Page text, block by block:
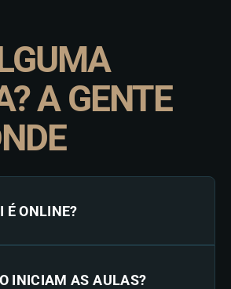
A GENTE
É ONLINE?
INICIAM AS AULAS?